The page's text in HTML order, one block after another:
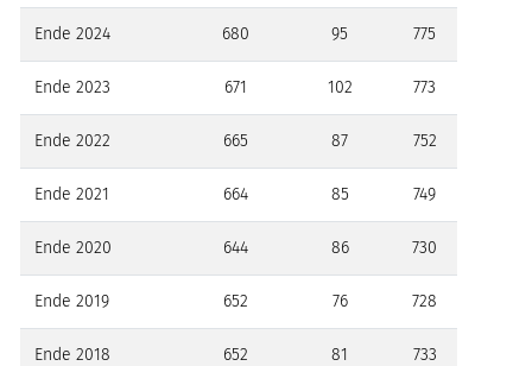
Ende 2024 680 95 775
Ende 2023 671 102 773
Ende 2022 665 87 752
Ende 2021 664 85 749
Ende 2020 644 86 730
Ende 2019 652 76 728
Ende 2018 652 81 733